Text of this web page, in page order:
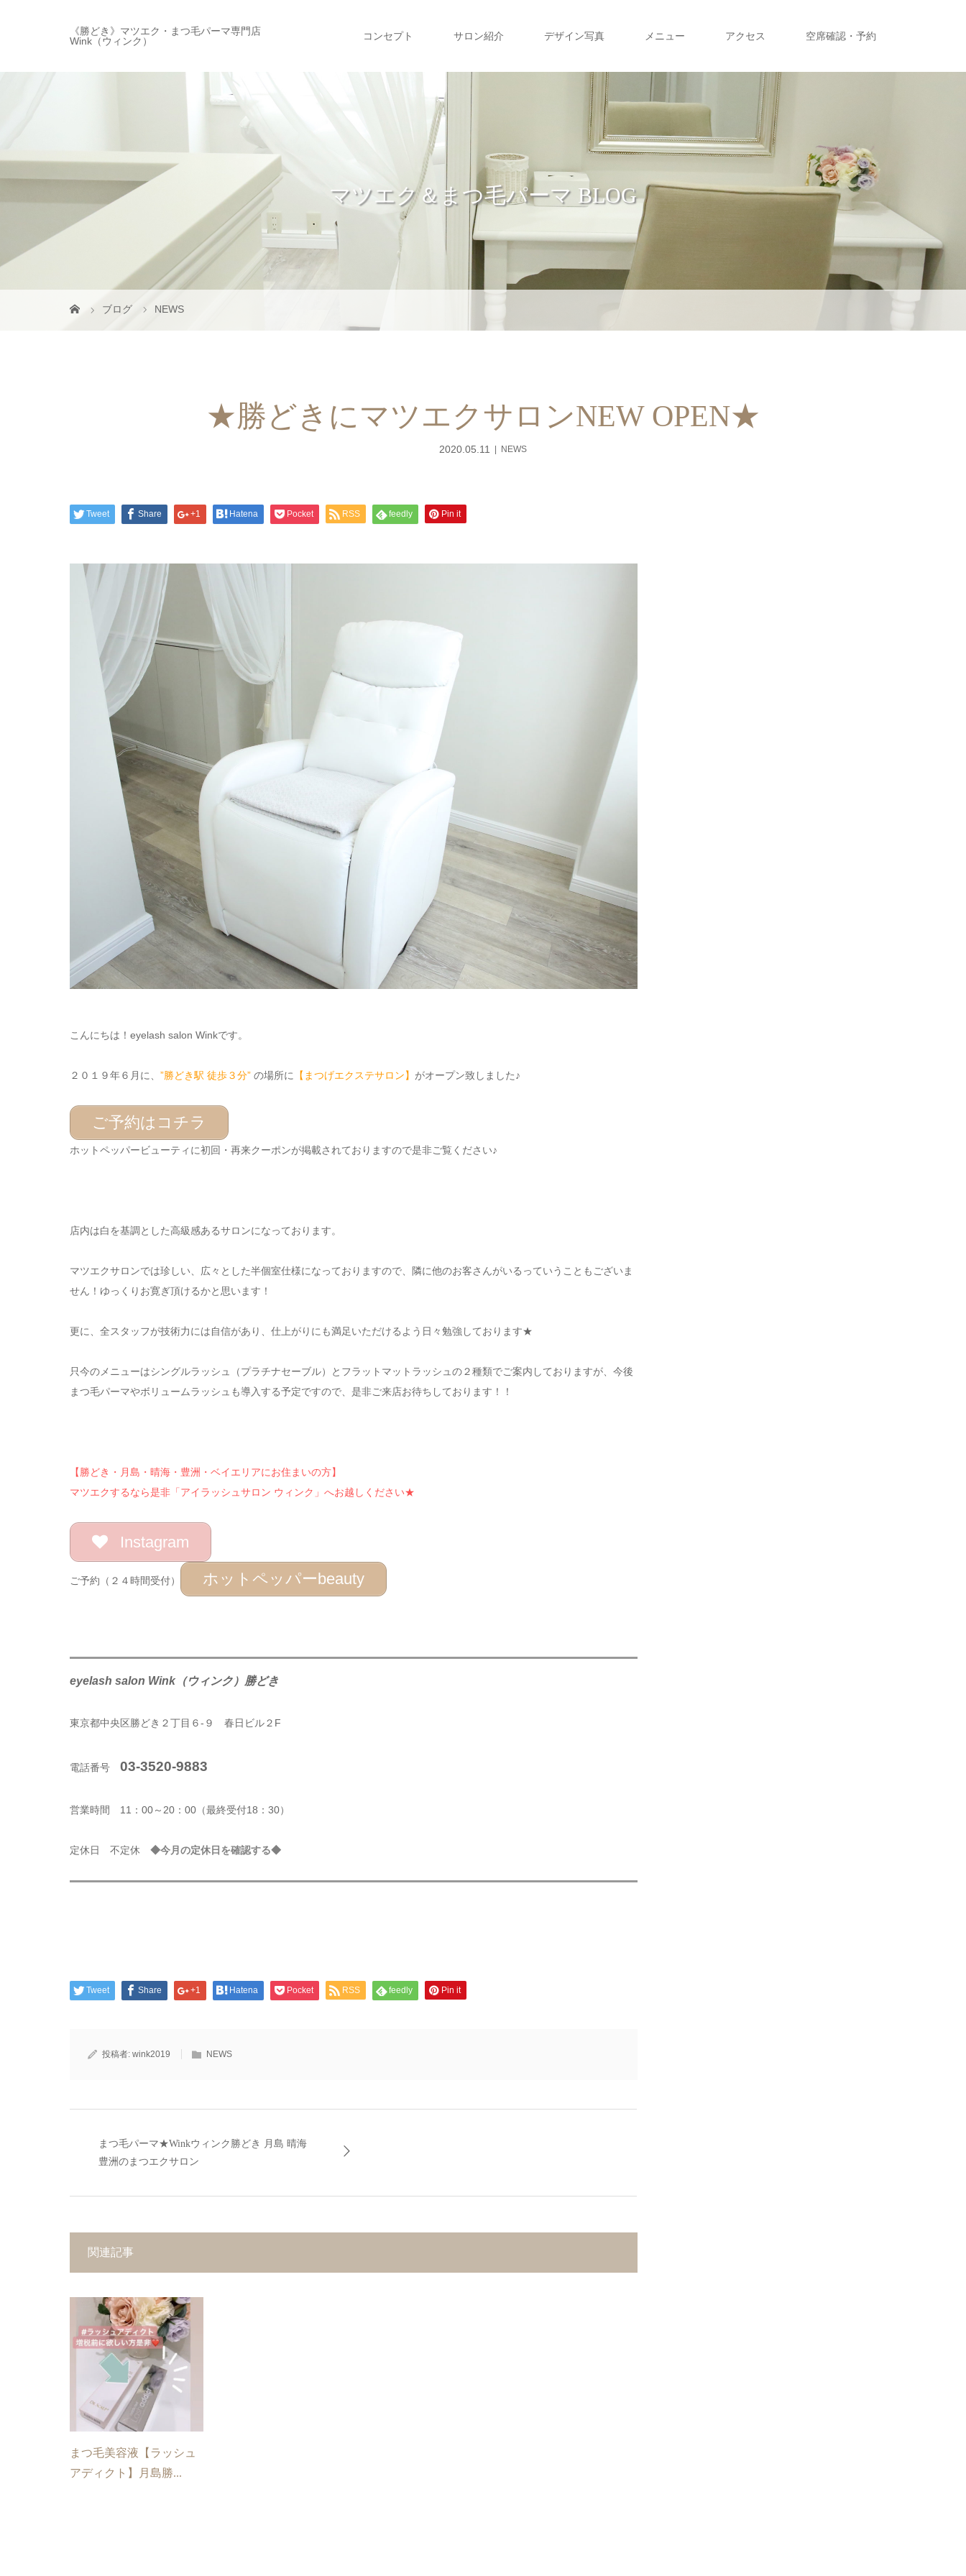
《勝どき》マツエク・まつ毛パーマ専門店
Wink（ウィンク）
コンセプト サロン紹介 デザイン写真 メニュー アクセス 空席確認・予約
マツエク＆まつ毛パーマ BLOG
ブログ NEWS
★勝どきにマツエクサロンNEW OPEN★
2020.05.11 NEWS
Tweet Share +1 Hatena Pocket RSS feedly Pin it
こんにちは！eyelash salon Winkです。
２０１９年６月に、 ”勝どき駅 徒歩３分” の場所に 【まつげエクステサロン】 がオープン致しました♪
ご予約はコチラ
ホットペッパービューティに初回・再来クーポンが掲載されておりますので是非ご覧ください♪
店内は白を基調とした高級感あるサロンになっております。
マツエクサロンでは珍しい、広々とした半個室仕様になっておりますので、隣に他のお客さんがいるっていうこともございま
せん！ゆっくりお寛ぎ頂けるかと思います！
更に、全スタッフが技術力には自信があり、仕上がりにも満足いただけるよう日々勉強しております★
只今のメニューはシングルラッシュ（プラチナセーブル）とフラットマットラッシュの２種類でご案内しておりますが、今後
まつ毛パーマやボリュームラッシュも導入する予定ですので、是非ご来店お待ちしております！！
【勝どき・月島・晴海・豊洲・ベイエリアにお住まいの方】
マツエクするなら是非「アイラッシュサロン ウィンク」へお越しください★
Instagram
ご予約（２４時間受付） ホットペッパーbeauty
eyelash salon Wink（ウィンク）勝どき
東京都中央区勝どき２丁目６-９ 春日ビル２F
電話番号 03-3520-9883
営業時間 11：00～20：00（最終受付18：30）
定休日 不定休 ◆今月の定休日を確認する◆
Tweet Share +1 Hatena Pocket RSS feedly Pin it
投稿者: wink2019 NEWS
まつ毛パーマ★Winkウィンク勝どき 月島 晴海
豊洲のまつエクサロン
関連記事
まつ毛美容液【ラッシュ
アディクト】月島勝...